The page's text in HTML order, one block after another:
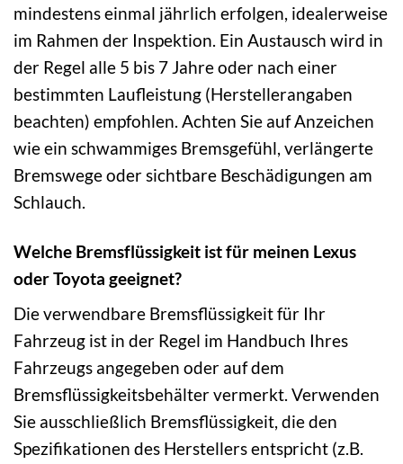
mindestens einmal jährlich erfolgen, idealerweise
im Rahmen der Inspektion. Ein Austausch wird in
der Regel alle 5 bis 7 Jahre oder nach einer
bestimmten Laufleistung (Herstellerangaben
beachten) empfohlen. Achten Sie auf Anzeichen
wie ein schwammiges Bremsgefühl, verlängerte
Bremswege oder sichtbare Beschädigungen am
Schlauch.
Welche Bremsflüssigkeit ist für meinen Lexus
oder Toyota geeignet?
Die verwendbare Bremsflüssigkeit für Ihr
Fahrzeug ist in der Regel im Handbuch Ihres
Fahrzeugs angegeben oder auf dem
Bremsflüssigkeitsbehälter vermerkt. Verwenden
Sie ausschließlich Bremsflüssigkeit, die den
Spezifikationen des Herstellers entspricht (z.B.